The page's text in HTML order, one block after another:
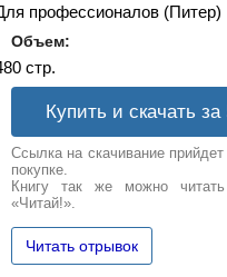
профессионалов (Питер)
Объем:
стр.
Купить и скачать за
Ссылка на скачивание
покупке.
Книгу так же можно
«Читай!».
Читать отрывок